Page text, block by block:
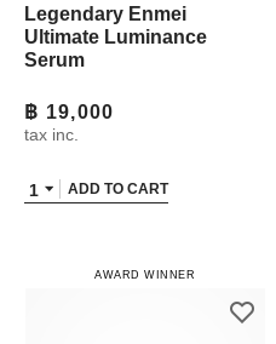
Legendary Enmei
Ultimate Luminance
Serum
฿ 19,000
tax inc.
1 ADD TO CART
AWARD WINNER